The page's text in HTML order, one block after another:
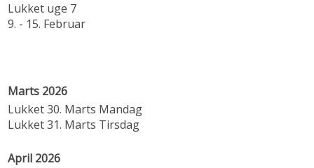
Lukket uge 7
9. - 15. Februar
Marts 2026
Lukket 30. Marts Mandag
Lukket 31. Marts Tirsdag
April 2026